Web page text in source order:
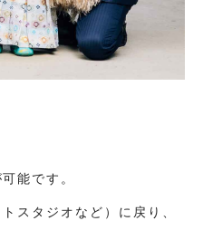
能です。
スタジオなど）に戻り、